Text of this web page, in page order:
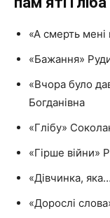
«А смерть мені
«Бажання»
«Вчора було
Богданівна
«Глібу»
«Гірше війни»
«Дівчинка,
«Дорослі